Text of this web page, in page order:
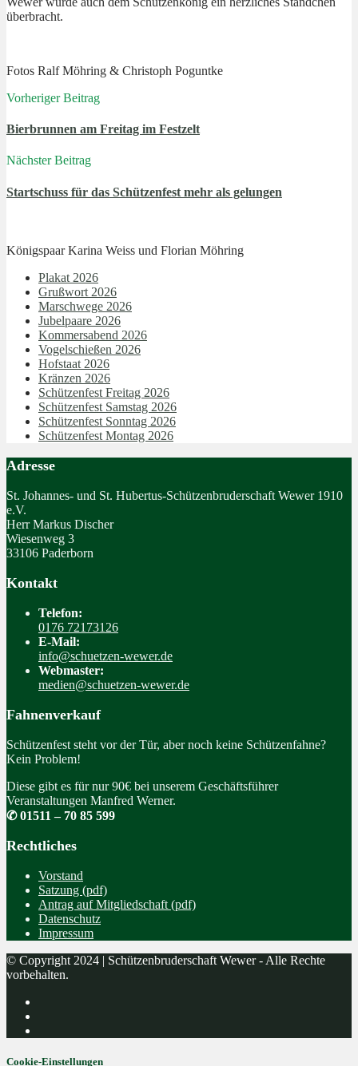
überbracht.
Fotos Ralf Möhring & Christoph Poguntke
Vorheriger Beitrag
Bierbrunnen am Freitag im Festzelt
Nächster Beitrag
Startschuss für das Schützenfest mehr als gelungen
Königspaar Karina Weiss und Florian Möhring
Plakat 2026
Grußwort 2026
Marschwege 2026
Jubelpaare 2026
Kommersabend 2026
Vogelschießen 2026
Hofstaat 2026
Kränzen 2026
Schützenfest Freitag 2026
Schützenfest Samstag 2026
Schützenfest Sonntag 2026
Schützenfest Montag 2026
Adresse
St. Johannes- und St. Hubertus-Schützenbruderschaft Wewer 1910
e.V.
Herr Markus Discher
Wiesenweg 3
33106 Paderborn
Kontakt
Telefon:
0176 72173126
E-Mail:
info@schuetzen-wewer.de
Webmaster:
medien@schuetzen-wewer.de
Fahnenverkauf
Schützenfest steht vor der Tür, aber noch keine Schützenfahne?
Kein Problem!
Diese gibt es für nur 90€ bei unserem Geschäftsführer
Veranstaltungen Manfred Werner.
✆ 01511 – 70 85 599
Rechtliches
Vorstand
Satzung (pdf)
Antrag auf Mitgliedschaft (pdf)
Datenschutz
Impressum
© Copyright 2024 | Schützenbruderschaft Wewer - Alle Rechte
vorbehalten.
Cookie-Einstellungen